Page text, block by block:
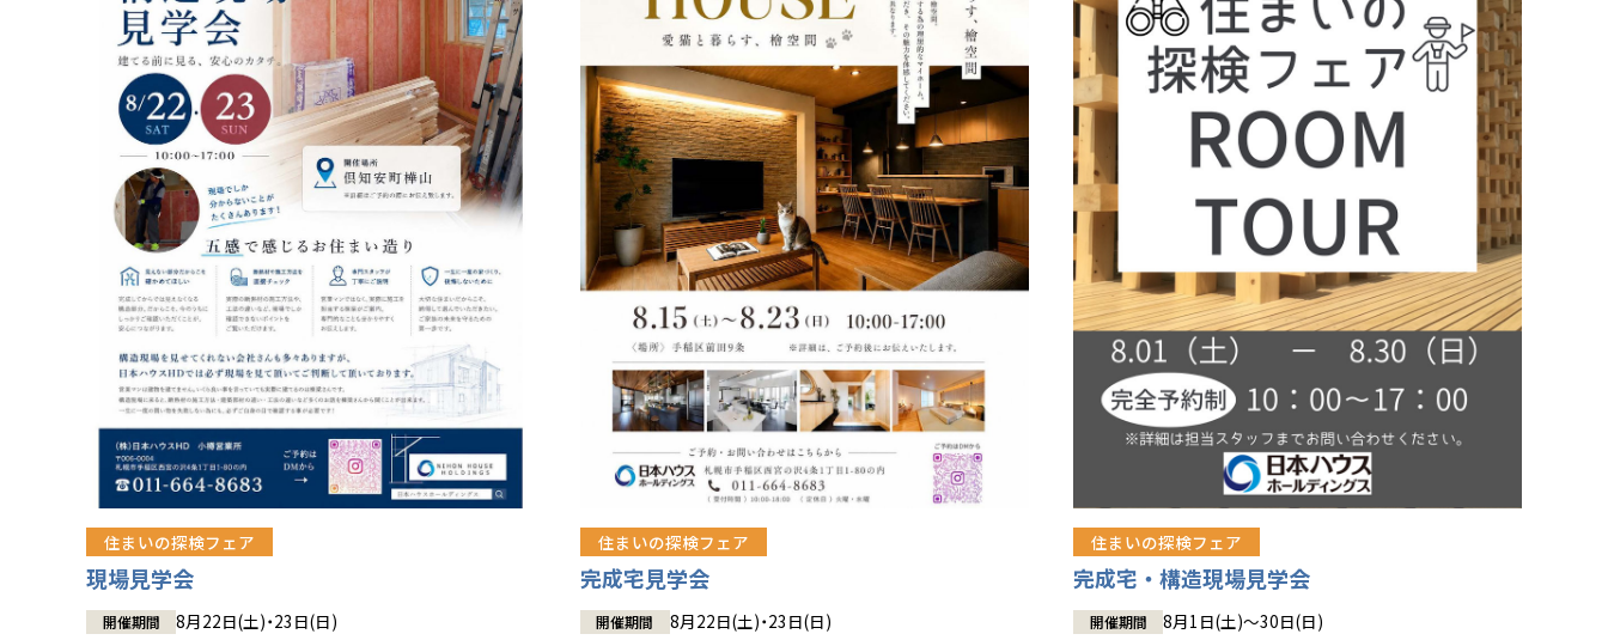
住まいの探検フェア
現場見学会
開催期間 8月22日(土)・23日(日)
住まいの探検フェア
完成宅見学会
開催期間 8月22日(土)・23日(日)
住まいの探検フェア
完成宅・構造現場見学会
開催期間 8月1日(土)～30日(日)